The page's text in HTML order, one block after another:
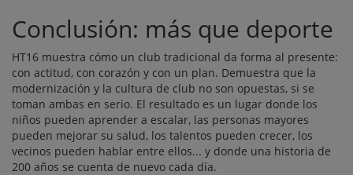
Conclusión: más que deporte
HT16 muestra cómo un club tradicional da forma al presente:
con actitud, con corazón y con un plan. Demuestra que la
modernización y la cultura de club no son opuestas, si se
toman ambas en serio. El resultado es un lugar donde los
niños pueden aprender a escalar, las personas mayores
pueden mejorar su salud, los talentos pueden crecer, los
vecinos pueden hablar entre ellos... y donde una historia de
200 años se cuenta de nuevo cada día.